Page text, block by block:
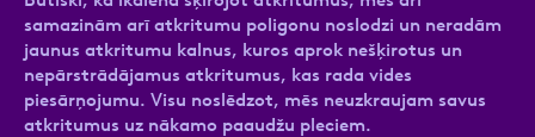
samazinām arī atkritumu poligonu noslodzi un neradām
jaunus atkritumu kalnus, kuros aprok nešķirotus un
nepārstrādājamus atkritumus, kas rada vides
piesārņojumu. Visu noslēdzot, mēs neuzkraujam savus
atkritumus uz nākamo paaudžu pleciem.